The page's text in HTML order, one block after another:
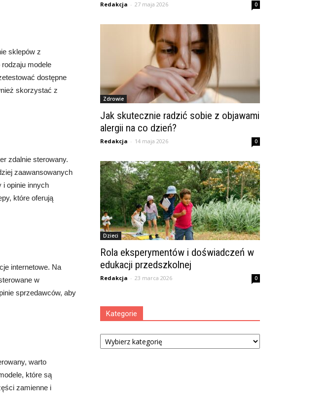
sklepów z
modele
dostępne
skorzystać z
zdalnie sterowany.
zaawansowanych
i opinie innych
które oferują
internetowe. Na
w
sprzedawców, aby
warto
które są
zamienne i
Redakcja - 27 maja 2026 0
Zdrowie
Jak skutecznie radzić sobie z objawami
alergii na co dzień?
Redakcja - 14 maja 2026 0
Dzieci
Rola eksperymentów i doświadczeń w
edukacji przedszkolnej
Redakcja - 23 marca 2026 0
Kategorie
Kategorie